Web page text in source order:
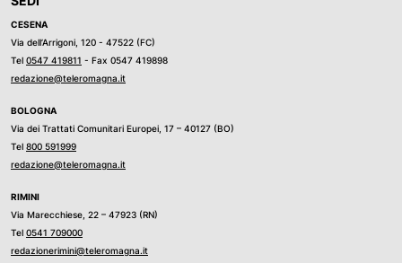
CESENA
Via dell’Arrigoni, 120 - 47522 (FC)
Tel 0547 419811 - Fax 0547 419898
redazione@teleromagna.it
BOLOGNA
Via dei Trattati Comunitari Europei, 17 – 40127 (BO)
Tel 800 591999
redazione@teleromagna.it
RIMINI
Via Marecchiese, 22 – 47923 (RN)
Tel 0541 709000
redazionerimini@teleromagna.it